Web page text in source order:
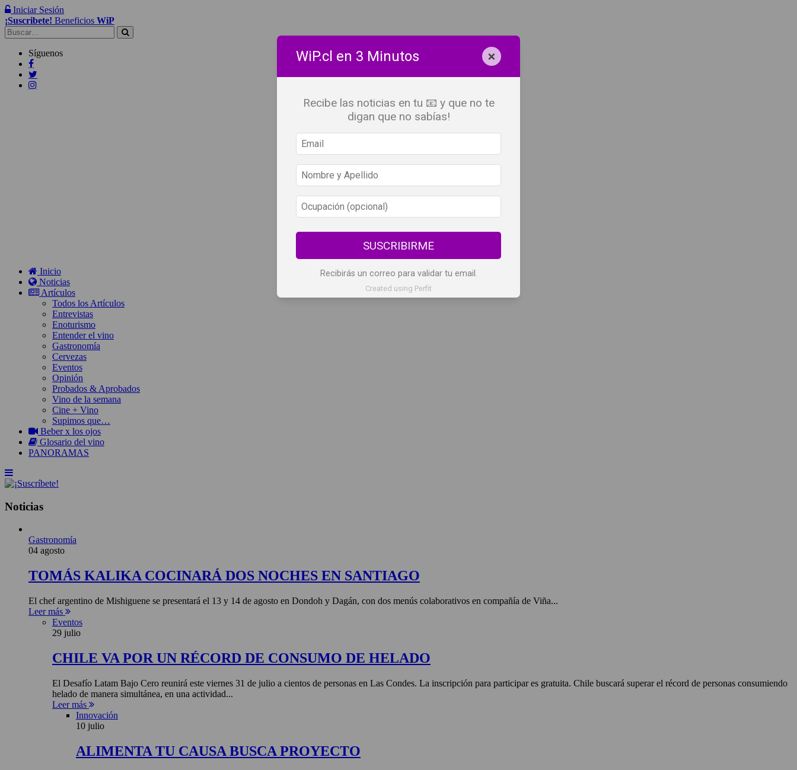
Iniciar Sesión
¡Suscribete! Beneficios WiP
Buscar:
Síguenos
Inicio
Noticias
Artículos
Todos los Artículos
Entrevistas
Enoturismo
Entender el vino
Gastronomía
Cervezas
Eventos
Opinión
Probados & Aprobados
Vino de la semana
Cine + Vino
Supimos que…
Beber x los ojos
Glosario del vino
PANORAMAS
Noticias
Gastronomía
04 agosto
TOMÁS KALIKA COCINARÁ DOS NOCHES EN SANTIAGO
El chef argentino de Mishiguene se presentará el 13 y 14 de agosto en Dondoh y Dagán, con dos menús colaborativos en compañía de Viña...
Leer más
Eventos
29 julio
CHILE VA POR UN RÉCORD DE CONSUMO DE HELADO
El Desafío Latam Bajo Cero reunirá este viernes 31 de julio a cientos de personas en Las Condes. La inscripción para participar es gratuita. Chile buscará superar el récord de personas consumiendo
helado de manera simultánea, en una actividad...
Leer más
Innovación
10 julio
ALIMENTA TU CAUSA BUSCA PROYECTO
WiP.cl en 3 Minutos ×
Recibe las noticias en tu 📧 y que no te
digan que no sabías!
SUSCRIBIRME
Recibirás un correo para validar tu email.
Created using Perfit